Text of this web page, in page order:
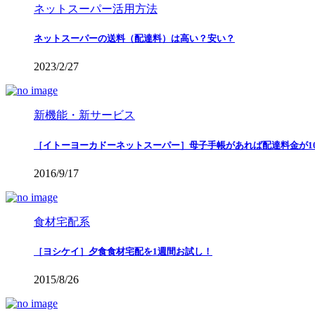
ネットスーパー活用方法
ネットスーパーの送料（配達料）は高い？安い？
2023/2/27
新機能・新サービス
［イトーヨーカドーネットスーパー］母子手帳があれば配達料金が
2016/9/17
食材宅配系
［ヨシケイ］夕食食材宅配を1週間お試し！
2015/8/26